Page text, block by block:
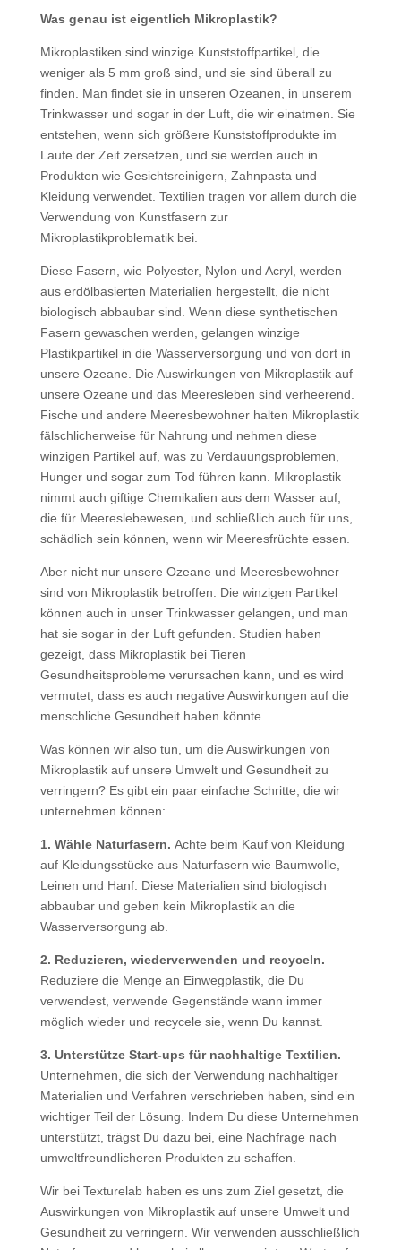
Was genau ist eigentlich Mikroplastik?
Mikroplastiken sind winzige Kunststoffpartikel, die
weniger als 5 mm groß sind, und sie sind überall zu
finden. Man findet sie in unseren Ozeanen, in unserem
Trinkwasser und sogar in der Luft, die wir einatmen. Sie
entstehen, wenn sich größere Kunststoffprodukte im
Laufe der Zeit zersetzen, und sie werden auch in
Produkten wie Gesichtsreinigern, Zahnpasta und
Kleidung verwendet. Textilien tragen vor allem durch die
Verwendung von Kunstfasern zur
Mikroplastikproblematik bei.
Diese Fasern, wie Polyester, Nylon und Acryl, werden
aus erdölbasierten Materialien hergestellt, die nicht
biologisch abbaubar sind. Wenn diese synthetischen
Fasern gewaschen werden, gelangen winzige
Plastikpartikel in die Wasserversorgung und von dort in
unsere Ozeane. Die Auswirkungen von Mikroplastik auf
unsere Ozeane und das Meeresleben sind verheerend.
Fische und andere Meeresbewohner halten Mikroplastik
fälschlicherweise für Nahrung und nehmen diese
winzigen Partikel auf, was zu Verdauungsproblemen,
Hunger und sogar zum Tod führen kann. Mikroplastik
nimmt auch giftige Chemikalien aus dem Wasser auf,
die für Meereslebewesen, und schließlich auch für uns,
schädlich sein können, wenn wir Meeresfrüchte essen.
Aber nicht nur unsere Ozeane und Meeresbewohner
sind von Mikroplastik betroffen. Die winzigen Partikel
können auch in unser Trinkwasser gelangen, und man
hat sie sogar in der Luft gefunden. Studien haben
gezeigt, dass Mikroplastik bei Tieren
Gesundheitsprobleme verursachen kann, und es wird
vermutet, dass es auch negative Auswirkungen auf die
menschliche Gesundheit haben könnte.
Was können wir also tun, um die Auswirkungen von
Mikroplastik auf unsere Umwelt und Gesundheit zu
verringern? Es gibt ein paar einfache Schritte, die wir
unternehmen können:
1. Wähle Naturfasern. Achte beim Kauf von Kleidung
auf Kleidungsstücke aus Naturfasern wie Baumwolle,
Leinen und Hanf. Diese Materialien sind biologisch
abbaubar und geben kein Mikroplastik an die
Wasserversorgung ab.
2. Reduzieren, wiederverwenden und recyceln.
Reduziere die Menge an Einwegplastik, die Du
verwendest, verwende Gegenstände wann immer
möglich wieder und recycele sie, wenn Du kannst.
3. Unterstütze Start-ups für nachhaltige Textilien.
Unternehmen, die sich der Verwendung nachhaltiger
Materialien und Verfahren verschrieben haben, sind ein
wichtiger Teil der Lösung. Indem Du diese Unternehmen
unterstützt, trägst Du dazu bei, eine Nachfrage nach
umweltfreundlicheren Produkten zu schaffen.
Wir bei Texturelab haben es uns zum Ziel gesetzt, die
Auswirkungen von Mikroplastik auf unsere Umwelt und
Gesundheit zu verringern. Wir verwenden ausschließlich